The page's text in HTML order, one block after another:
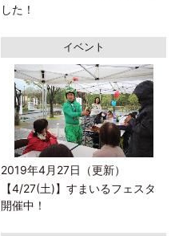
した！
イベント
2019年4月27日（更新）
【4/27(土)】すまいるフェスタ
開催中！